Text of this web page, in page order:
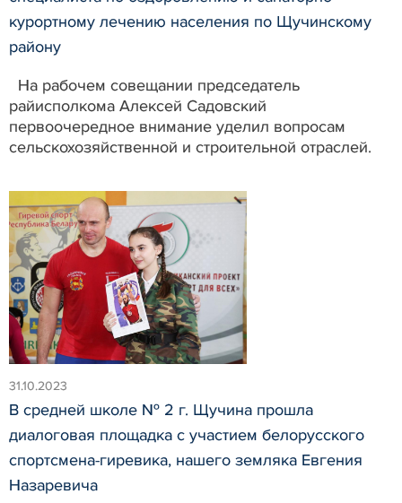
курортному лечению населения по Щучинскому
району
На рабочем совещании председатель
райисполкома Алексей Садовский
первоочередное внимание уделил вопросам
сельскохозяйственной и строительной отраслей.
31.10.2023
В средней школе № 2 г. Щучина прошла
диалоговая площадка с участием белорусского
спортсмена-гиревика, нашего земляка Евгения
Назаревича